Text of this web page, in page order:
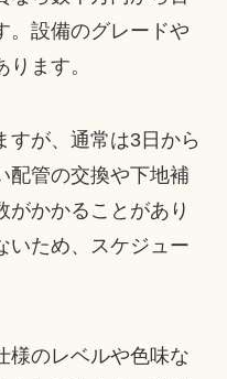
。設備のグレードや
ます。
すが、通常は3日から
配管の交換や下地補
がかかることがあり
いため、スケジュー
様のレベルや色味な